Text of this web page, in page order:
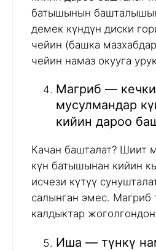
батышынын
демек күндүн диски
чейин (башка
чейин намаз окууга
Магриб —
мусулмандар
кийин дароо
Качан башталат? Шиит
күн батышынан кийин
исчези күтүү
салынган эмес. Магриб
калдыктар жоголгондон
Иша — түнкү